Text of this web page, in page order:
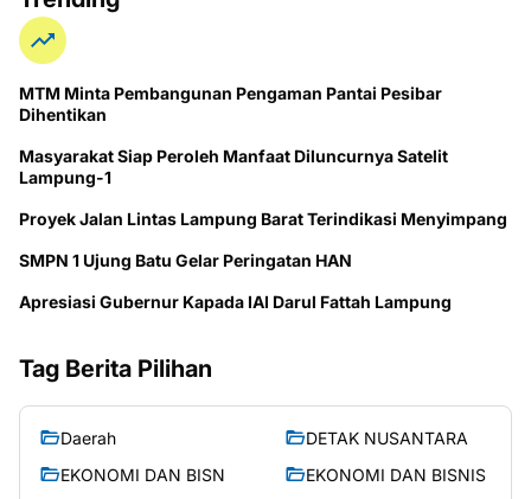
MTM Minta Pembangunan Pengaman Pantai Pesibar
Dihentikan
Masyarakat Siap Peroleh Manfaat Diluncurnya Satelit
Lampung-1
Proyek Jalan Lintas Lampung Barat Terindikasi Menyimpang
SMPN 1 Ujung Batu Gelar Peringatan HAN
Apresiasi Gubernur Kapada IAI Darul Fattah Lampung
Tag Berita Pilihan
Daerah
DETAK NUSANTARA
EKONOMI DAN BISN
EKONOMI DAN BISNIS